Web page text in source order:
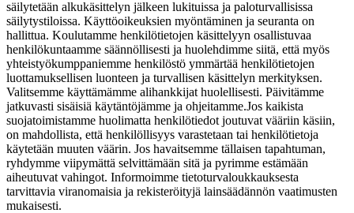
säilytetään alkukäsittelyn jälkeen lukituissa ja paloturvallisissa
säilytystiloissa. Käyttöoikeuksien myöntäminen ja seuranta on
hallittua. Koulutamme henkilötietojen käsittelyyn osallistuvaa
henkilökuntaamme säännöllisesti ja huolehdimme siitä, että myös
yhteistyökumppaniemme henkilöstö ymmärtää henkilötietojen
luottamuksellisen luonteen ja turvallisen käsittelyn merkityksen.
Valitsemme käyttämämme alihankkijat huolellisesti. Päivitämme
jatkuvasti sisäisiä käytäntöjämme ja ohjeitamme.Jos kaikista
suojatoimistamme huolimatta henkilötiedot joutuvat vääriin käsiin,
on mahdollista, että henkilöllisyys varastetaan tai henkilötietoja
käytetään muuten väärin. Jos havaitsemme tällaisen tapahtuman,
ryhdymme viipymättä selvittämään sitä ja pyrimme estämään
aiheutuvat vahingot. Informoimme tietoturvaloukkauksesta
tarvittavia viranomaisia ja rekisteröityjä lainsäädännön vaatimusten
mukaisesti.